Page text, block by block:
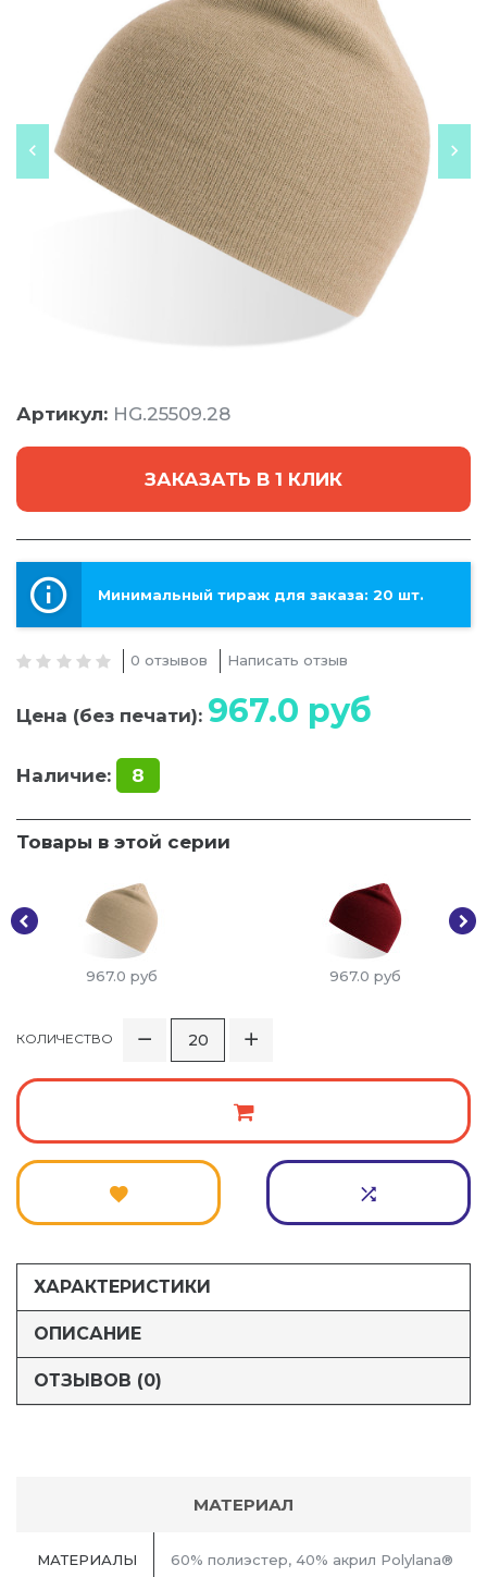
Артикул: HG.25509.28
ЗАКАЗАТЬ В 1 КЛИК
Минимальный тираж для заказа: 20 шт.
0 отзывов Написать отзыв
Цена (без печати): 967.0 руб
Наличие: 8
Товары в этой серии
967.0 руб 967.0 руб
КОЛИЧЕСТВО
ХАРАКТЕРИСТИКИ
ОПИСАНИЕ
ОТЗЫВОВ (0)
МАТЕРИАЛ
МАТЕРИАЛЫ 60% полиэстер, 40% акрил Polylana®